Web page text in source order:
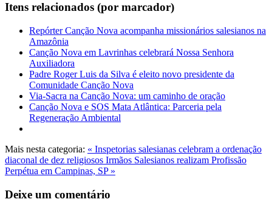
Itens relacionados (por marcador)
Repórter Canção Nova acompanha missionários salesianos na
Amazônia
Canção Nova em Lavrinhas celebrará Nossa Senhora
Auxiliadora
Padre Roger Luis da Silva é eleito novo presidente da
Comunidade Canção Nova
Via-Sacra na Canção Nova: um caminho de oração
Canção Nova e SOS Mata Atlântica: Parceria pela
Regeneração Ambiental
Mais nesta categoria: « Inspetorias salesianas celebram a ordenação
diaconal de dez religiosos Irmãos Salesianos realizam Profissão
Perpétua em Campinas, SP »
Deixe um comentário